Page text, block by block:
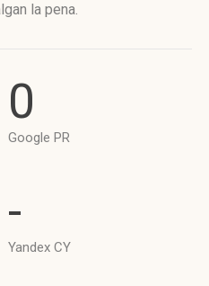
la pena.
0
Google PR
-
Yandex CY